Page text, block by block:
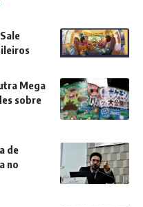
Mega
sobre
de
no